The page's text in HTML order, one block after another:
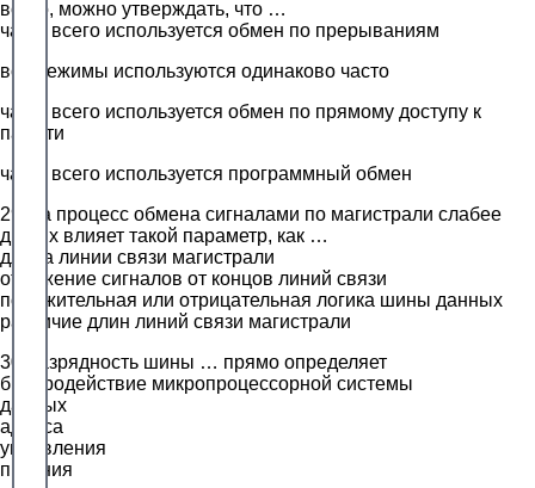
всего, можно утверждать, что …
чаще всего используется обмен по прерываниям
все режимы используются одинаково часто
чаще всего используется обмен по прямому доступу к
памяти
чаще всего используется программный обмен
29.На процесс обмена сигналами по магистрали слабее
других влияет такой параметр, как …
длина линии связи магистрали
отражение сигналов от концов линий связи
положительная или отрицательная логика шины данных
различие длин линий связи магистрали
30.Разрядность шины … прямо определяет
быстродействие микропроцессорной системы
данных
адреса
управления
питания